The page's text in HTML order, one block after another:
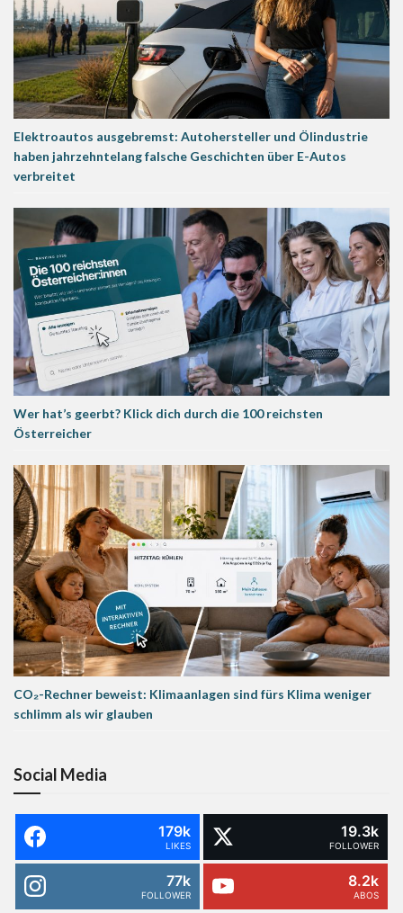
Elektroautos ausgebremst: Autohersteller und Ölindustrie
haben jahrzehntelang falsche Geschichten über E-Autos
verbreitet
Wer hat’s geerbt? Klick dich durch die 100 reichsten
Österreicher
CO₂-Rechner beweist: Klimaanlagen sind fürs Klima weniger
schlimm als wir glauben
Social Media
179k
LIKES
19.3k
FOLLOWER
77k
FOLLOWER
8.2k
ABOS